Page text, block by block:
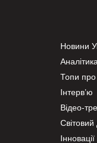
Новини
Топи
Інтерв’ю
Відео-
Світовий
Інновації